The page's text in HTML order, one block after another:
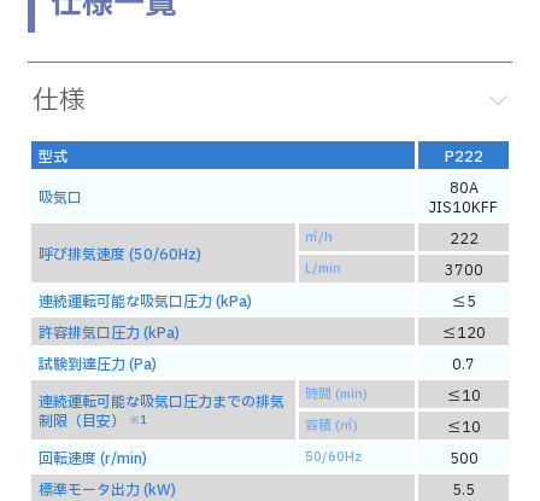
仕様
型式
P222
吸気口
80A
JIS10KFF
呼び排気速度 (50/60Hz)
㎥/h 222
L/min
3700
連続運転可能な吸気口圧力 (kPa)
≦5
許容排気口圧力 (kPa)
≦120
試験到達圧力 (Pa)
0.7
連続運転可能な吸気口圧力までの排気
制限（目安）
※1
時間 (min) ≦10
容積 (㎥)
≦10
回転速度 (r/min)
50/60Hz
500
標準モータ出力 (kW)
5.5